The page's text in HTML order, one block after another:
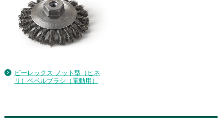
ビーレックス ノット型（ヒネ
リ）ベベルブラシ（電動用）